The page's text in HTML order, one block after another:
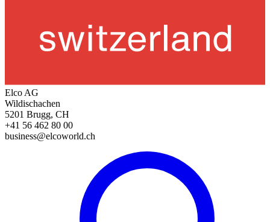
Elco AG
Wildischachen
5201 Brugg, CH
+41 56 462 80 00
business@elcoworld.ch